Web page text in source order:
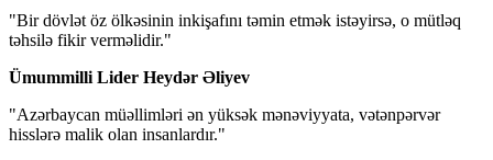
"Bir dövlət öz ölkəsinin inkişafını təmin etmək istəyirsə, o mütləq
təhsilə fikir verməlidir."
Ümummilli Lider Heydər Əliyev
"Azərbaycan müəllimləri ən yüksək mənəviyyata, vətənpərvər
hisslərə malik olan insanlardır."